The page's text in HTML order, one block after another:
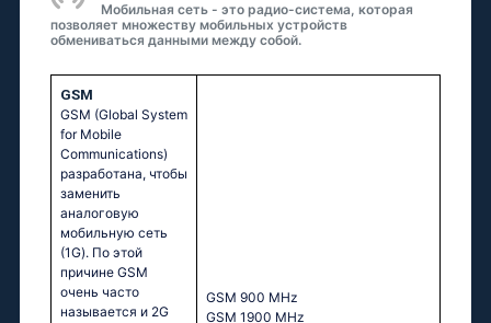
Мобильная сеть - это радио-система, которая
позволяет множеству мобильных устройств
обмениваться данными между собой.
GSM
GSM (Global System
for Mobile
Communications)
разработана, чтобы
заменить
аналоговую
мобильную сеть
(1G). По этой
причине GSM
очень часто
называется и 2G
GSМ 900 МНz
GSМ 1900 МНz